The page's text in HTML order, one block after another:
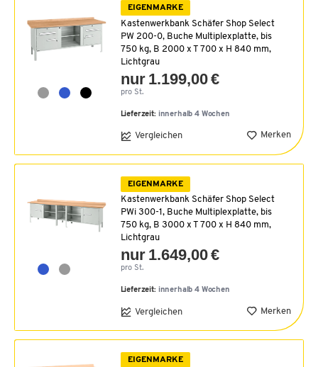
EIGENMARKE
Kastenwerkbank Schäfer Shop Select
PW 200-0, Buche Multiplexplatte, bis
750 kg, B 2000 x T 700 x H 840 mm,
Lichtgrau
nur 1.199,00 €
pro St.
Lieferzeit: innerhalb 4 Wochen
Vergleichen Merken
EIGENMARKE
Kastenwerkbank Schäfer Shop Select
PWi 300-1, Buche Multiplexplatte, bis
750 kg, B 3000 x T 700 x H 840 mm,
Lichtgrau
nur 1.649,00 €
pro St.
Lieferzeit: innerhalb 4 Wochen
Vergleichen Merken
EIGENMARKE